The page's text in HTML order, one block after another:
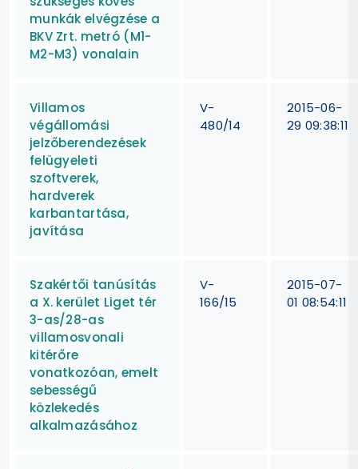
munkák elvégzése a
BKV Zrt. metró (M1-
M2-M3) vonalain
Villamos
végállomási
jelzőberendezések
felügyeleti
szoftverek,
hardverek
karbantartása,
javítása
V-
480/14
2015-06-
29 09:38:11
Szakértői tanúsítás
a X. kerület Liget tér
3-as/28-as
villamosvonali
kitérőre
vonatkozóan, emelt
sebességű
közlekedés
alkalmazásához
V-
166/15
2015-07-
01 08:54:11